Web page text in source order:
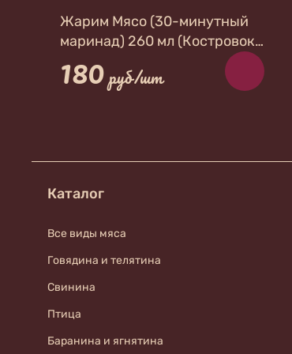
Жарим Мясо (30-минутный
маринад) 260 мл (Костровок)
Универсальный
180руб/шт
Каталог
Все виды мяса
Говядина и телятина
Свинина
Птица
Баранина и ягнятина